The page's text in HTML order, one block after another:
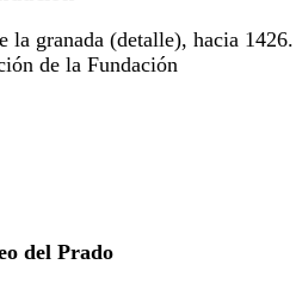
la granada (detalle), hacia 1426.
de la Fundación
del Prado